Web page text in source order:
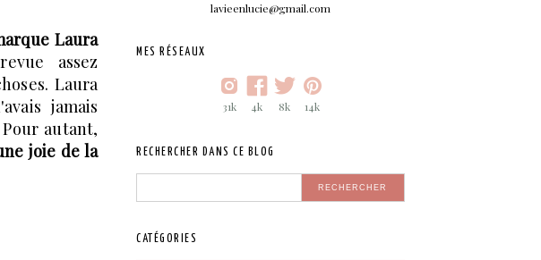
Laura
assez
Laura
jamais
autant,
joie de la
lavieenlucie@gmail.com
MES RÉSEAUX
31k 4k 8k 14k
RECHERCHER DANS CE BLOG
CATÉGORIES